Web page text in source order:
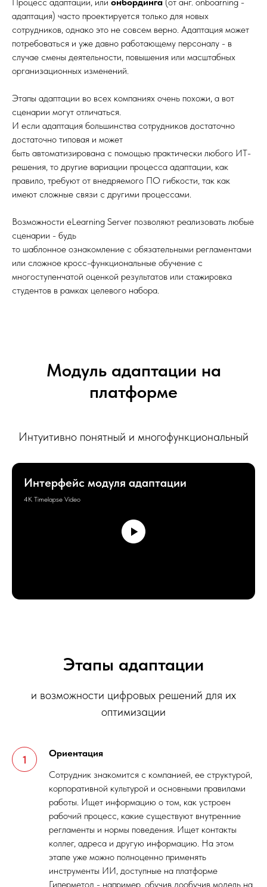
адаптация) часто проектируется только для новых
сотрудников, однако это не совсем верно. Адаптация может
потребоваться и уже давно работающему персоналу - в
случае смены деятельности, повышения или масштабных
организационных изменений.
Этапы адаптации во всех компаниях очень похожи, а вот
сценарии могут отличаться.
И если адаптация большинства сотрудников достаточно
достаточно типовая и может
быть автоматизирована с помощью практически любого ИТ-
решения, то другие вариации процесса адаптации, как
правило, требуют от внедряемого ПО гибкости, так как
имеют сложные связи с другими процессами.
Возможности eLearning Server позволяют реализовать любые
сценарии - будь
то шаблонное ознакомление с обязательными регламентами
или сложное кросс-функциональные обучение с
многоступенчатой оценкой результатов или стажировка
студентов в рамках целевого набора.
Модуль адаптации на
платформе
Интуитивно понятный и многофункциональный
Интерфейс модуля адаптации
4K Timelapse Video
Этапы адаптации
и возможности цифровых решений для их
оптимизации
Ориентация
Сотрудник знакомится с компанией, ее структурой,
корпоративной культурой и основными правилами
работы. Ищет информацию о том, как устроен
рабочий процесс, какие существуют внутренние
регламенты и нормы поведения. Ищет контакты
коллег, адреса и другую информацию. На этом
этапе уже можно полноценно применять
инструменты ИИ, доступные на платформе
Гиперметод - например, обучив дообучив модель на